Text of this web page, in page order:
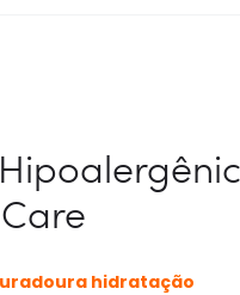
Care
hidratação